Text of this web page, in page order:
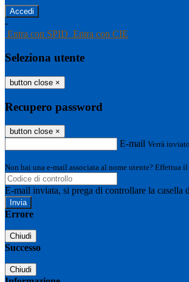
-
Entra con SPID Entra con CIE
Seleziona utente
button close ×
Recupero password
button close ×
E-mail Verrà
Non hai una e-mail associata al nome utente? Effettua
E-mail inviata, si prega di controllare la casella
Errore
Chiudi
Successo
Chiudi